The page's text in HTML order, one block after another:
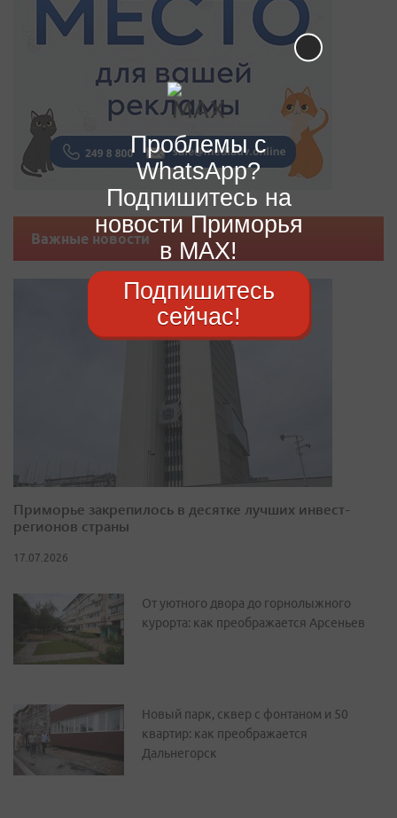
Важные новости
Приморье закрепилось в десятке лучших инвест-
регионов страны
17.07.2026
От уютного двора до горнолыжного
курорта: как преображается Арсеньев
Новый парк, сквер с фонтаном и 50
квартир: как преображается
Дальнегорск
Проблемы с
WhatsApp?
Подпишитесь на
новости Приморья
в MAX!
Подпишитесь
сейчас!